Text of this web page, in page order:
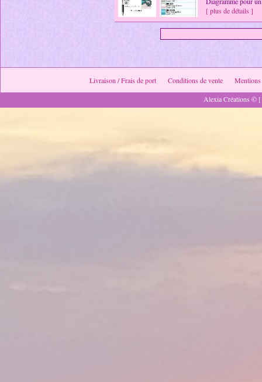
[ plus de détails ]
Livraison / Frais de port Conditions de vente
Mentions
Alexia Créations ©